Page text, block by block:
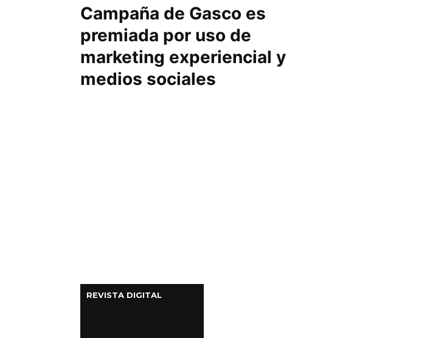
Minerí­a Subterránea
Columnas de Opinión
Campaña de Gasco es
premiada por uso de
marketing experiencial y
medios sociales
REVISTA DIGITAL